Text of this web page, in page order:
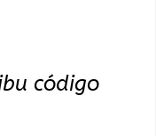
código